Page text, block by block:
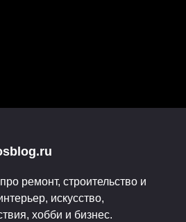
ремонт, строительство и
искусство,
хобби и бизнес.